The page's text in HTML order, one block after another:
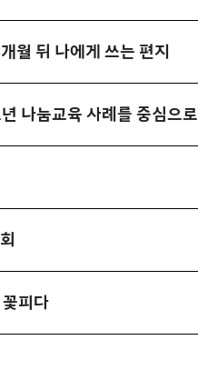
월 뒤 나에게 쓰는 편지
나눔교육 사례를 중심으로
피다